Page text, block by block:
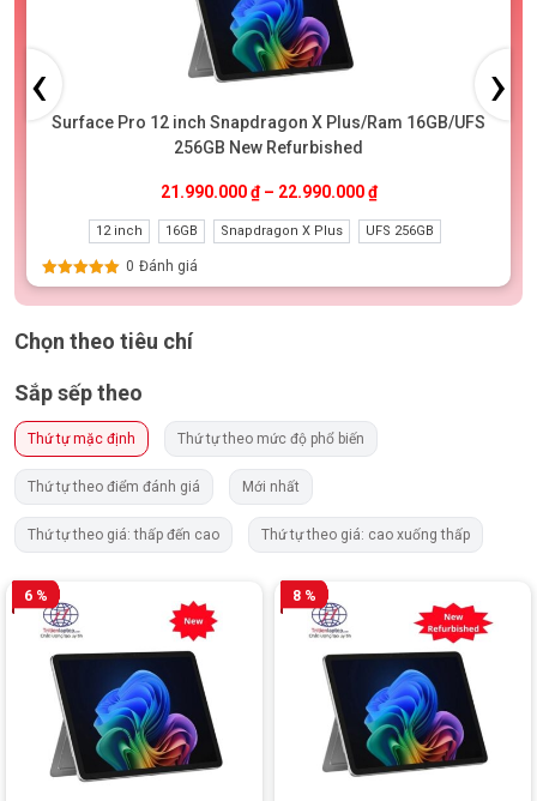
Surface Pro 12 inch Snapdragon X Plus/Ram 16GB/UFS
256GB New Refurbished
21.990.000₫– 22.990.000₫
12 inch 16GB Snapdragon X Plus UFS 256GB
Được xếp
0 Đánh giá
‹ ›
Chọn theo tiêu chí
Sắp sếp theo
Thứ tự mặc định Thứ tự theo mức độ phổ biến
Thứ tự theo điểm đánh giá Mới nhất
Thứ tự theo giá: thấp đến cao Thứ tự theo giá: cao xuống thấp
6 % 8 %